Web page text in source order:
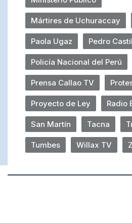
Mártires de Uchuraccay
Paola Ugaz Pedro
Policía Nacional del Perú
Prensa Callao TV
Proyecto de Ley Radio
San Martín Tacna
Tumbes Willax TV